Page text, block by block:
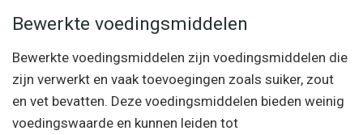
Bewerkte voedingsmiddelen
Bewerkte voedingsmiddelen zijn voedingsmiddelen die
zijn verwerkt en vaak toevoegingen zoals suiker, zout
en vet bevatten. Deze voedingsmiddelen bieden weinig
voedingswaarde en kunnen leiden tot